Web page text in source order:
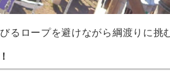
ロープを避けながら綱渡りに挑